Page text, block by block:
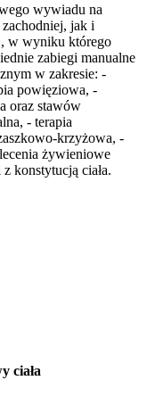
wywiadu na
jak i
w wyniku którego
zabiegi manualne
w zakresie: -
powięziowa, -
oraz stawów
- terapia
krzyżowa, -
żywieniowe
konstytucją ciała.
ciała